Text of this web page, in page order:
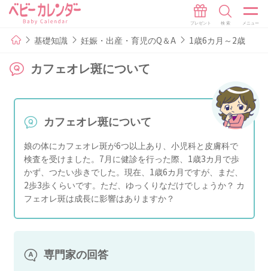
基礎知識 妊娠・出産・育児のQ＆A 1歳6カ月～2歳
カフェオレ斑について
カフェオレ斑について
娘の体にカフェオレ斑が6つ以上あり、小児科と皮膚科で
検査を受けました。7月に健診を行った際、1歳3カ月で歩
かず、つたい歩きでした。現在、1歳6カ月ですが、まだ、
2歩3歩くらいです。ただ、ゆっくりなだけでしょうか？ カ
フェオレ斑は成長に影響はありますか？
専門家の回答